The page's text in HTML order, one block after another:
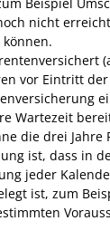
nicht
vor Eintritt
Wartezeit
die drei Jahre
ist, dass in
jeder
ist, zum